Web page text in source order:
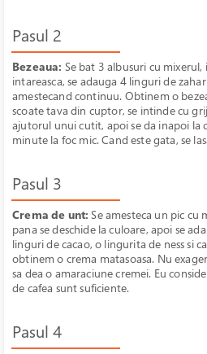
Pasul 2
Bezeaua: Se bat 3 albusuri cu mixerul,
intareasca, se adauga 4 linguri de
amestecand continuu. Obtinem o
scoate tava din cuptor, se intinde cu
ajutorul unui cutit, apoi se da inapoi la
minute la foc mic. Cand este gata, se
Pasul 3
Crema de unt: Se amesteca un pic cu
pana se deschide la culoare, apoi se
linguri de cacao, o lingurita de ness si
obtinem o crema matasoasa. Nu
sa dea o amaraciune cremei. Eu
de cafea sunt suficiente.
Pasul 4